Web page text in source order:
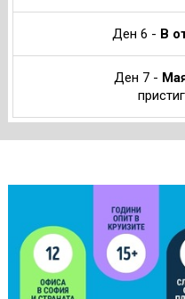
Ден 6 - В
Ден 7 -